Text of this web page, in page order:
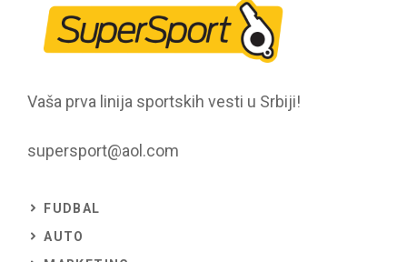
Vaša prva linija sportskih vesti u Srbiji!
supersport@aol.com
FUDBAL
AUTO